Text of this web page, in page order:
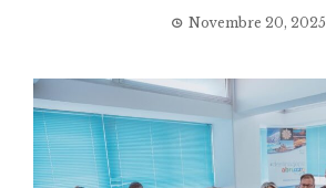
Novembre 20, 2025